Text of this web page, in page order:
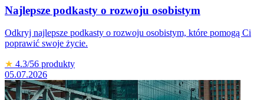
Najlepsze podkasty o rozwoju osobistym
Odkryj najlepsze podkasty o rozwoju osobistym, które pomogą Ci
poprawić swoje życie.
★ 4.3/56 produkty
05.07.2026